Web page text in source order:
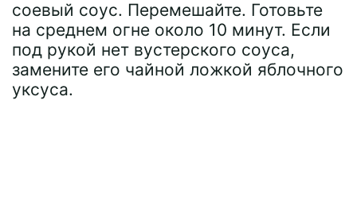
соевый соус. Перемешайте. Готовьте
на среднем огне около 10 минут. Если
под рукой нет вустерского соуса,
замените его чайной ложкой яблочного
уксуса.